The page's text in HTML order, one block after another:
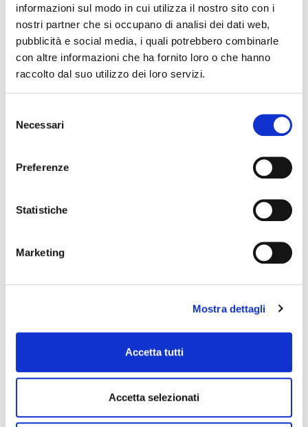
informazioni sul modo in cui utilizza il nostro sito con i
nostri partner che si occupano di analisi dei dati web,
pubblicità e social media, i quali potrebbero combinarle
con altre informazioni che ha fornito loro o che hanno
raccolto dal suo utilizzo dei loro servizi.
delNecessari
Preferenze
Statistiche
Marketing
Mostra dettagli
Accetta tutti
Accetta selezionati
event you can write toinfotur@comune.fe.it.